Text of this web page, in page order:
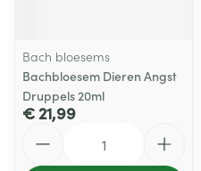
Bach bloesems
Bachbloesem Dieren Angst
Druppels 20ml
€ 21,99